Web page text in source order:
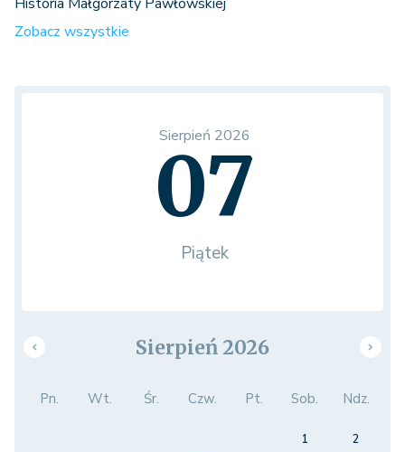
vehicles
vatregisters
Zobacz wszystkie
Sierpień 2026
07
Piątek
Sierpień 2026
Pn. Wt. Śr. Czw. Pt. Sob. Ndz.
1
2